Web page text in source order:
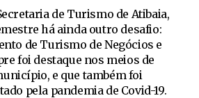
de Turismo de Atibaia,
há ainda outro desafio:
de Turismo de Negócios e
foi destaque nos meios de
e que também foi
pela pandemia de Covid-19.